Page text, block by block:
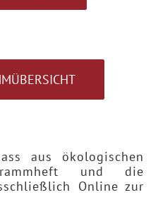
aus ökologischen
und die
Online zur